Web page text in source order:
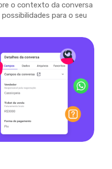
o contexto da conversa
para o seu